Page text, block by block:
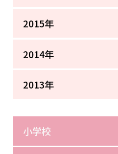
2015年
2014年
2013年
小学校